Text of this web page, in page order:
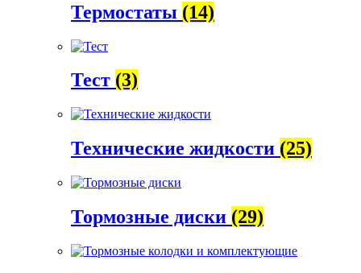
Термостаты (14)
Тест (3)
Технические жидкости (25)
Тормозные диски (29)